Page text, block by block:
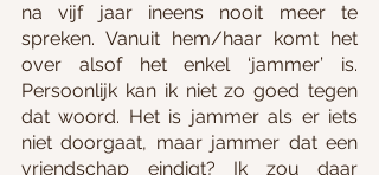
na vijf jaar ineens nooit meer te
spreken. Vanuit hem/haar komt het
over alsof het enkel ‘jammer’ is.
Persoonlijk kan ik niet zo goed tegen
dat woord. Het is jammer als er iets
niet doorgaat, maar jammer dat een
vriendschap eindigt? Ik zou daar